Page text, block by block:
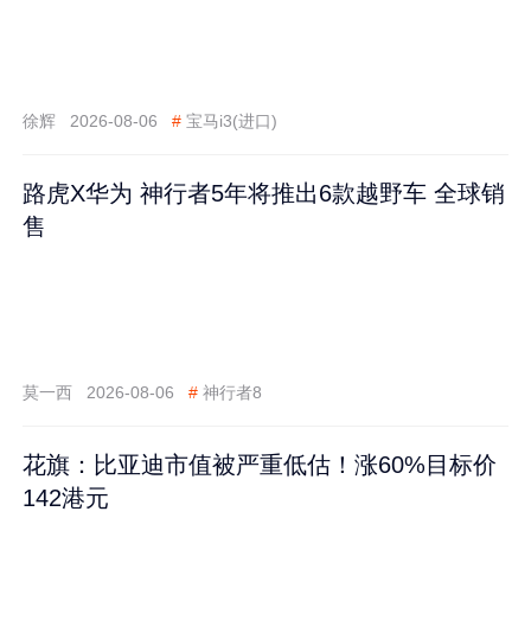
徐辉 2026-08-06 # 宝马i3(进口)
路虎X华为 神行者5年将推出6款越野车 全球销
售
莫一西 2026-08-06 # 神行者8
花旗：比亚迪市值被严重低估！涨60%目标价
142港元